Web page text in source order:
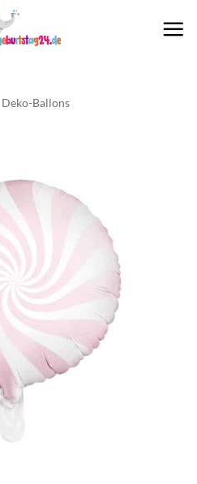
Deko-Ballons